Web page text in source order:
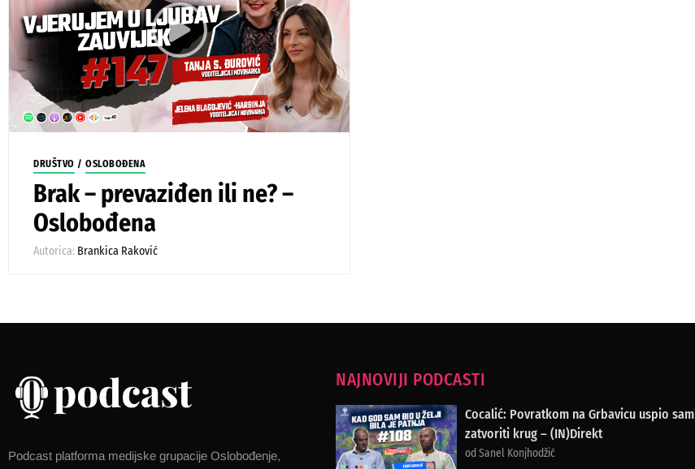
DRUŠTVO / OSLOBOĐENA
Brak – prevaziđen ili ne? –
Oslobođena
Autorica: Brankica Raković
Podcast platforma medijske grupacije Oslobođenje,
NAJNOVIJI PODCASTI
Cocalić: Povratkom na Grbavicu uspio sam
zatvoriti krug – (IN)Direkt
od Sanel Konjhodžić